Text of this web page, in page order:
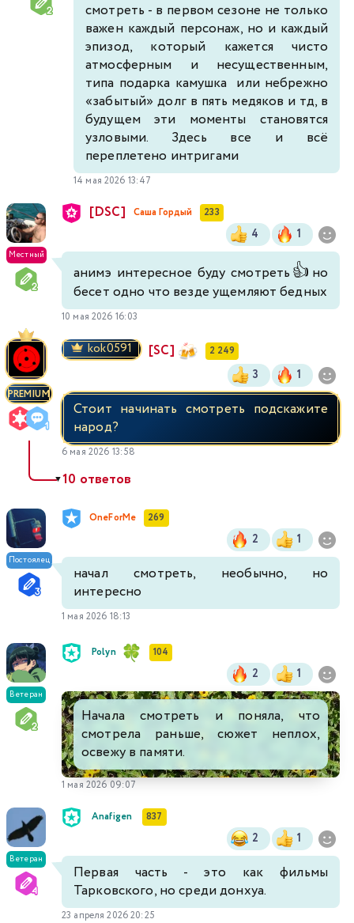
смотреть - в первом сезоне не только
важен каждый персонаж, но и каждый
эпизод, который кажется чисто
атмосферным и несущественным,
типа подарка камушка или небрежно
«забытый» долг в пять медяков и тд, в
будущем эти моменты становятся
узловыми. Здесь все и всё
переплетено интригами
14 мая 2026 13:47
Местный
[DSC] Саша Гордый 233
4 1
анимэ интересное буду смотреть 👍 но
бесет одно что везде ущемляют бедных
10 мая 2026 16:03
PREMIUM
kok0591 [SC] 2 249
3 1
Стоит начинать смотреть подскажите
народ?
6 мая 2026 13:58
▼10 ответов
Постоялец
OneForMe 269
2 1
начал смотреть, необычно, но
интересно
1 мая 2026 18:13
Ветеран
Polyn 104
2 1
Начала смотреть и поняла, что
смотрела раньше, сюжет неплох,
освежу в памяти.
1 мая 2026 09:07
Ветеран
Anafigen 837
2 1
Первая часть - это как фильмы
Тарковского, но среди донхуа.
23 апреля 2026 20:25